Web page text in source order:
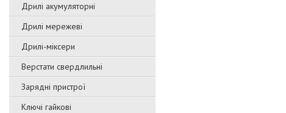
Дрилі акумуляторні
Дрилі мережеві
Дрилі-міксери
Верстати свердлильні
Зарядні пристрої
Ключі гайкові